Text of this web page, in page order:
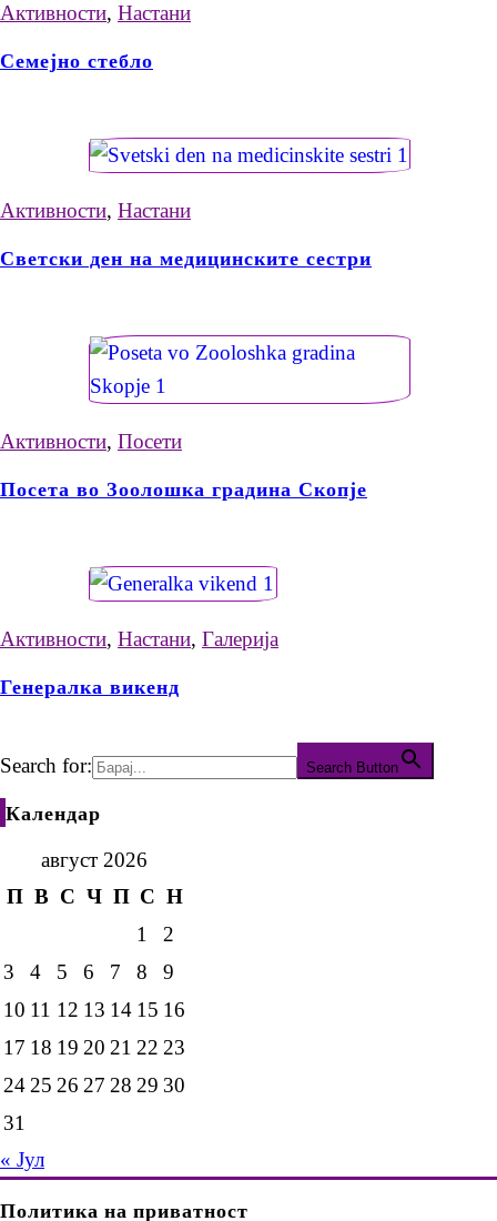
Активности, Настани
Семејно стебло
Активности, Настани
Светски ден на медицинските сестри
Активности, Посети
Посета во Зоолошка градина Скопје
Активности, Настани, Галерија
Генералка викенд
Search for: Search Button
Календар
август 2026
П В С Ч П С Н
1
2
3
4 5 6 7 8
9
10 11 12 13 14 15 16
17 18 19 20 21 22 23
24 25 26 27 28 29 30
31
« Јул
Политика на приватност